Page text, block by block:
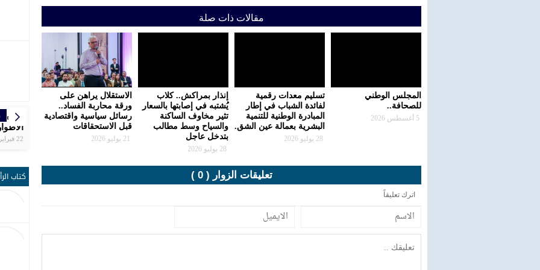
مقالات ذات صلة
المجلس الوطني
للصحافة..
تسليم معدات رقمية
لفائدة الشباب في إطار
المبادرة الوطنية للتنمية
البشرية بعمالة عين الشق.
إنذار بمراكش.. كلاب
يُشتبه في إصابتها بالسعار
تثير مخاوف الساكنة
والسياح وسط مطالب
بتدخل عاجل
الاستقلال يراهن على
ورقة محاربة الفساد..
رسائل سياسية واقتصادية
قبل الاستحقاقات
تعليقات الزوار ( 0 )
اترك تعليقاً
يوقّع
مجال
تنظم
22 فبراير | 19:25
دكار
بلاغ
الشق
كرة
التاسعة
كتاب